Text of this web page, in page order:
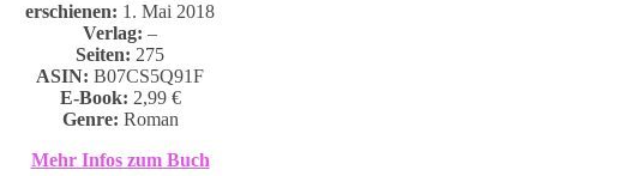
erschienen: 1. Mai 2018
Verlag: –
Seiten: 275
ASIN: B07CS5Q91F
E-Book: 2,99 €
Genre: Roman
Mehr Infos zum Buch